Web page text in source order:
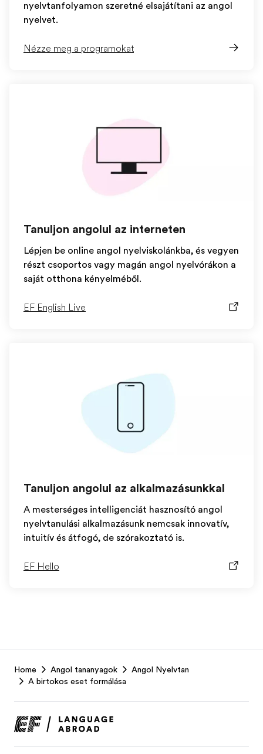
nyelvtanfolyamon szeretné elsajátítani az angol
nyelvet.
Nézze meg a programokat
Tanuljon angolul az interneten
Lépjen be online angol nyelviskolánkba, és vegyen
részt csoportos vagy magán angol nyelvórákon a
saját otthona kényelméből.
EF English Live
Tanuljon angolul az alkalmazásunkkal
A mesterséges intelligenciát hasznosító angol
nyelvtanulási alkalmazásunk nemcsak innovatív,
intuitív és átfogó, de szórakoztató is.
EF Hello
Footer
Home Angol tananyagok
Angol Nyelvtan
A birtokos eset formálása